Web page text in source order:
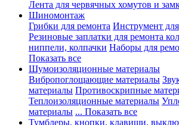
Лента для червячных хомутов и
Шиномонтаж
Грибки для ремонта Инструмент
Резиновые заплатки для ремонта
ниппели, колпачки Наборы для
Показать все
Шумоизоляционные материалы
Вибропоглощающие материалы
материалы Противоскрипные
Теплоизоляционные материалы
материалы ... Показать все
Тумблеры, кнопки, клавиши,